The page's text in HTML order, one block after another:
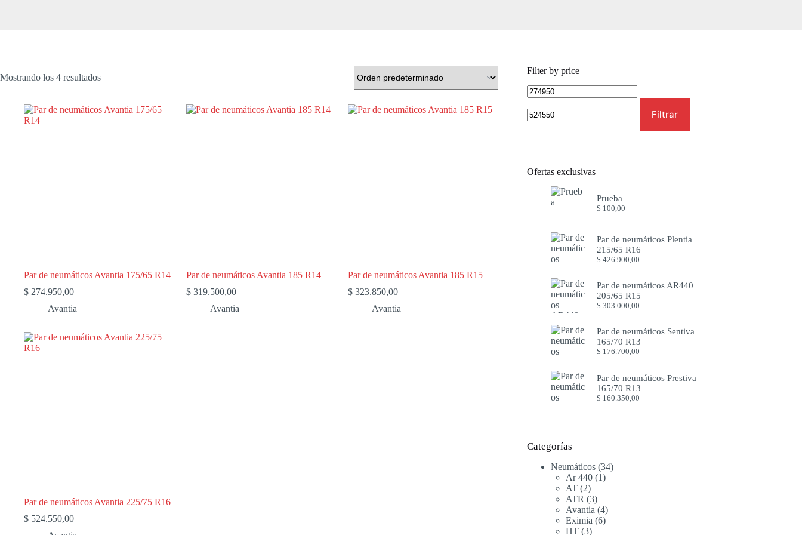
Mostrando los 4 resultados
Par de neumáticos Avantia 175/65 R14
$ 274.950,00
Avantia
Par de neumáticos Avantia 185 R14
$319.500,00
Avantia
Par de neumáticos Avantia 185 R15
$ 323.850,00
Avantia
Par de neumáticos Avantia 225/75 R16
$ 524.550,00
Filter by price
Precio
mínimo
máximo
Filtrar
Ofertas exclusivas
Prueba
$ 100,00
Par de neumáticos Plentia
215/65 R16
$ 426.900,00
Par de neumáticos AR440
205/65 R15
$ 303.000,00
Par de neumáticos Sentiva
165/70 R13
$ 176.700,00
Par de neumáticos Prestiva
165/70 R13
$ 160.350,00
Categorías
Neumáticos 3434
Ar 440 11
AT 22
productos
ATR 33
productos
Avantia 44
productos
Eximia 66
HT 33